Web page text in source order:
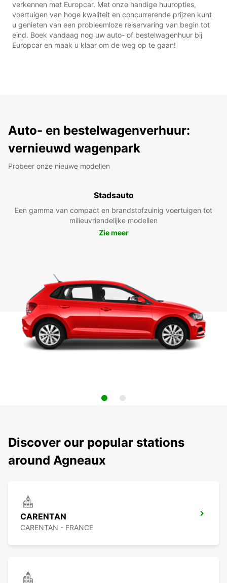
verkennen met Europcar. Met onze handige huuropties,
voertuigen van hoge kwaliteit en concurrerende prijzen kunt
u genieten van een probleemloze reiservaring van begin tot
eind. Boek vandaag nog uw auto- of bestelwagenhuur bij
Europcar en maak u klaar om de weg op te gaan!
Auto- en bestelwagenverhuur:
vernieuwd wagenpark
Probeer onze nieuwe modellen
Stadsauto
Een gamma van compact en brandstofzuinig voertuigen tot
milieuvriendelijke modellen
Zie meer
Discover our popular stations
around Agneaux
CARENTAN
CARENTAN - FRANCE